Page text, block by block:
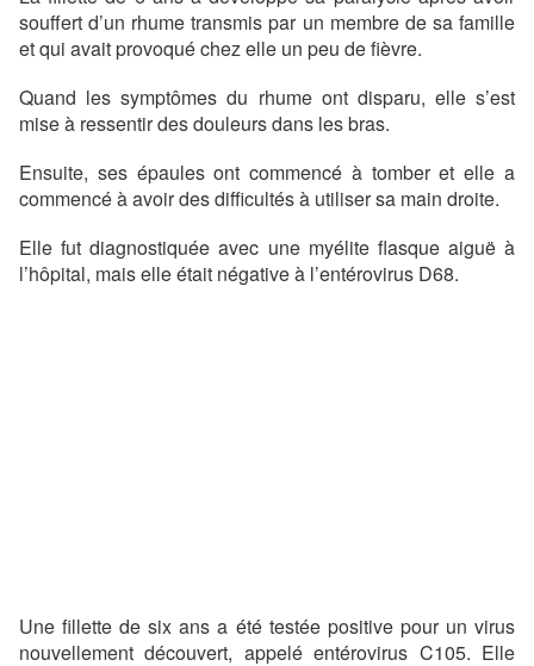
souffert d’un rhume transmis par un membre de sa famille
et qui avait provoqué chez elle un peu de fièvre.
Quand les symptômes du rhume ont disparu, elle s’est
mise à ressentir des douleurs dans les bras.
Ensuite, ses épaules ont commencé à tomber et elle a
commencé à avoir des difficultés à utiliser sa main droite.
Elle fut diagnostiquée avec une myélite flasque aiguë à
l’hôpital, mais elle était négative à l’entérovirus D68.
Une fillette de six ans a été testée positive pour un virus
nouvellement découvert, appelé entérovirus C105. Elle